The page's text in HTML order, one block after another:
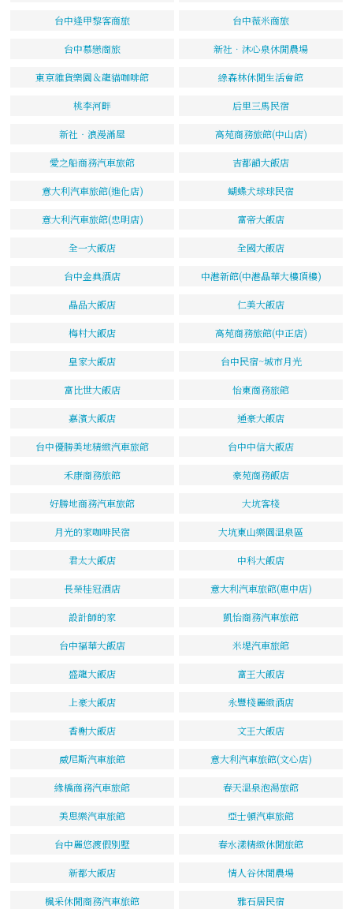
台中逢甲黎客商旅 台中薇米商旅
台中慕戀商旅 新社．沐心泉休閒農場
東京雜貨樂園＆龍貓咖啡館 綠森林休閒生活會館
桃李河畔 后里三馬民宿
新社‧浪漫滿屋 高苑商務旅館(中山店)
愛之船商務汽車旅館 吉都韻大飯店
意大利汽車旅館(進化店) 蝴蝶犬球球民宿
意大利汽車旅館(忠明店) 富帝大飯店
全一大飯店 全國大飯店
台中金典酒店 中港新館(中港晶華大樓頂樓)
晶品大飯店 仁美大飯店
梅村大飯店 高苑商務旅館(中正店)
皇家大飯店 台中民宿~城市月光
富比世大飯店 怡東商務旅館
嘉濱大飯店 通豪大飯店
台中優勝美地精緻汽車旅館 台中中信大飯店
禾康商務旅館 豪苑商務飯店
好勝地商務汽車旅館 大坑客棧
月光的家咖啡民宿 大坑東山樂園溫泉區
君太大飯店 中科大飯店
長榮桂冠酒店 意大利汽車旅館(惠中店)
設計師的家 凱怡商務汽車旅館
台中福華大飯店 米堤汽車旅館
盛龍大飯店 富王大飯店
上豪大飯店 永豐棧麗緻酒店
香榭大飯店 文王大飯店
威尼斯汽車旅館 意大利汽車旅館(文心店)
緣橋商務汽車旅館 春天溫泉泡湯旅館
美思樂汽車旅館 亞士頓汽車旅館
台中麗悠渡假別墅 春水漾精緻休閒旅館
新都大飯店 情人谷休閒農場
楓采休閒商務汽車旅館 雅石居民宿